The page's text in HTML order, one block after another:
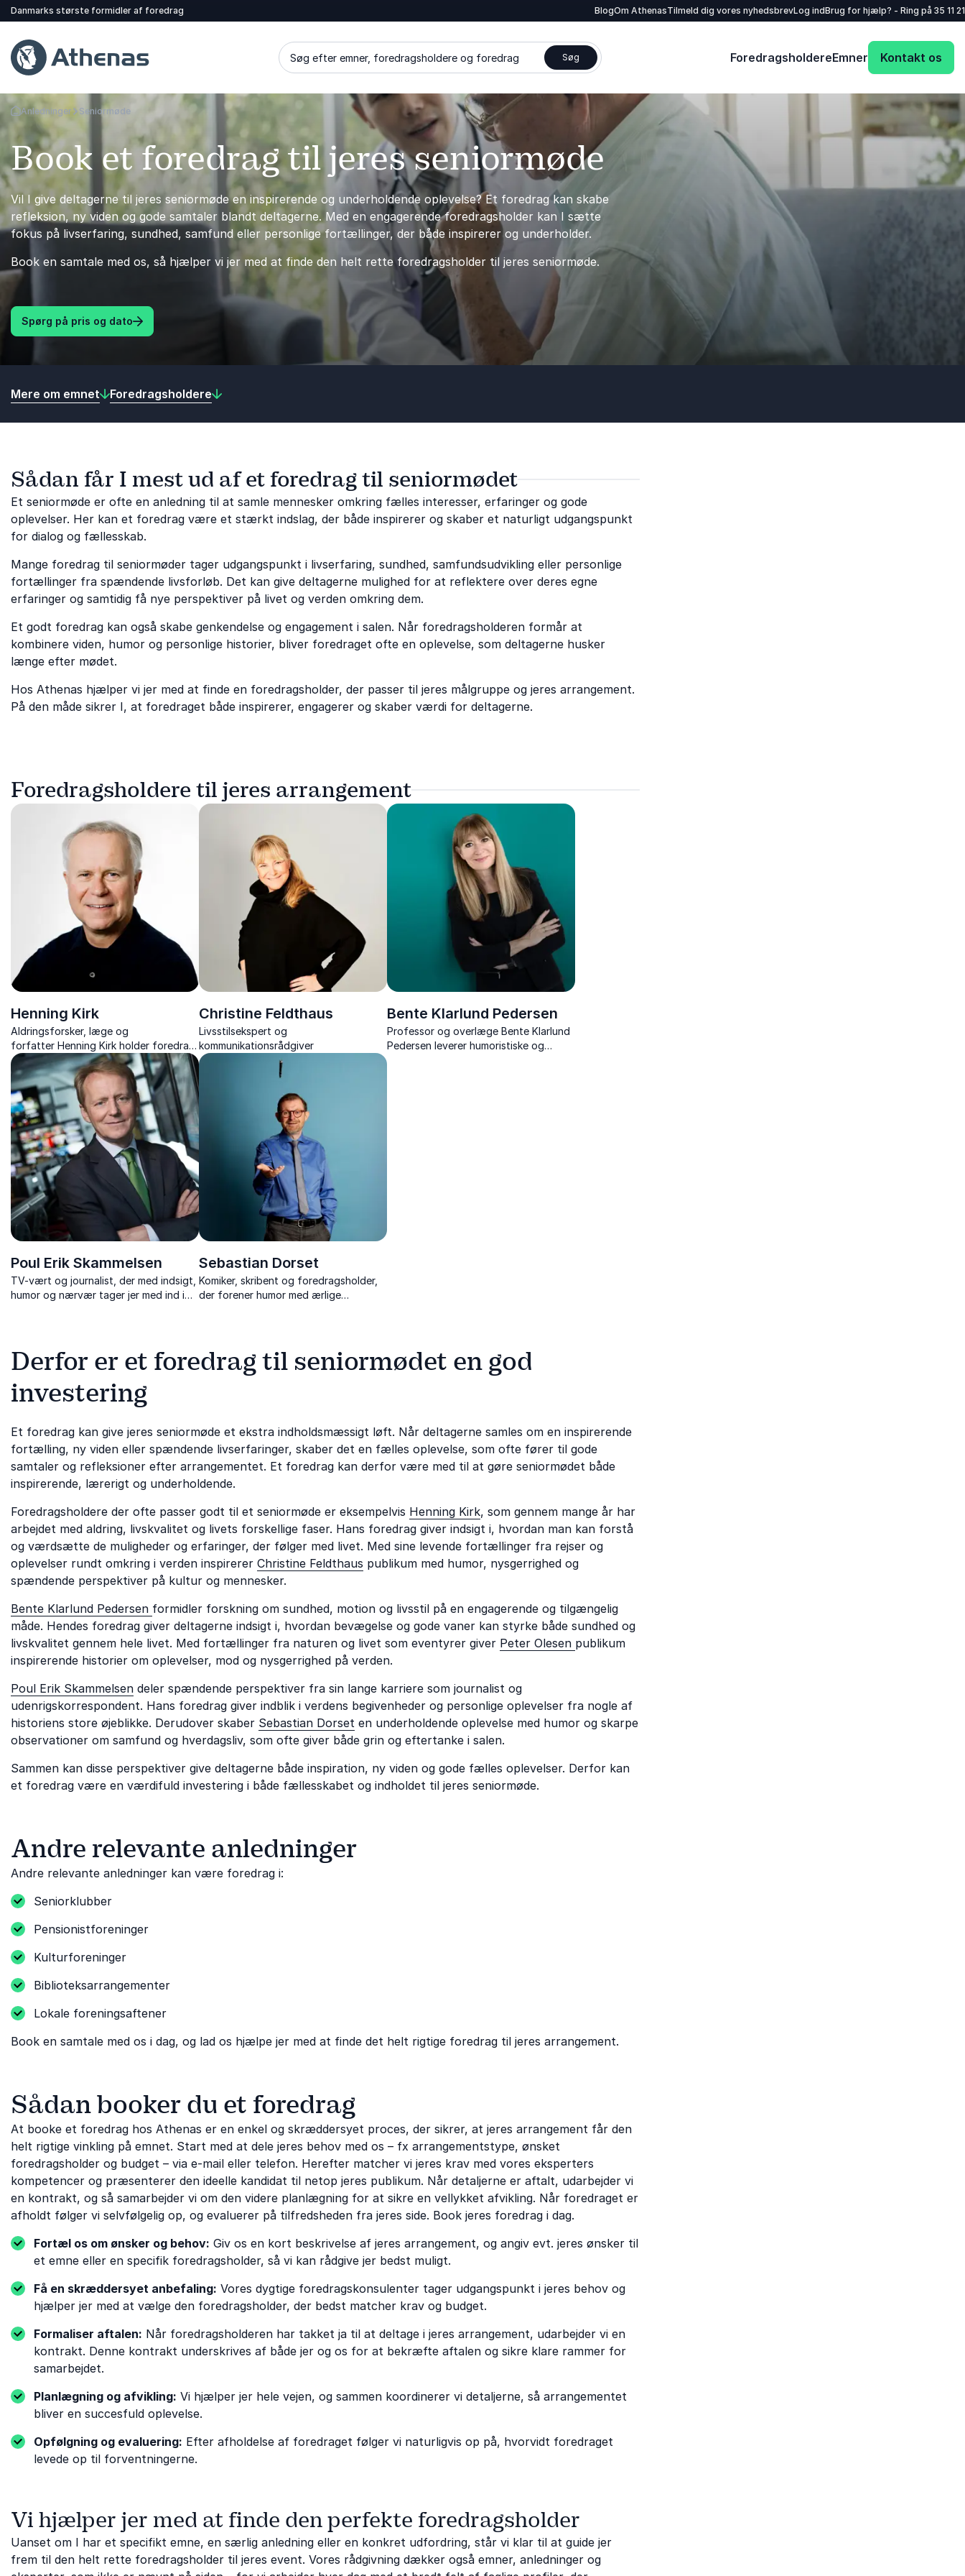
Danmarks største formidler af foredrag BlogOm AthenasTilmeld dig vores nyhedsbrevLog indBrug for hjælp? - Ring på 35 11
Søg efter emner, foredragsholdere og foredrag Søg ForedragsholdereEmner Kontakt os
Tilbage til forsiden
Anledninger Seniormøde
Book et foredrag til jeres seniormøde
Vil I give deltagerne til jeres seniormøde en inspirerende og underholdende oplevelse? Et foredrag kan skabe
refleksion, ny viden og gode samtaler blandt deltagerne. Med en engagerende foredragsholder kan I sætte
fokus på livserfaring, sundhed, samfund eller personlige fortællinger, der både inspirerer og underholder.
Book en samtale med os, så hjælper vi jer med at finde den helt rette foredragsholder til jeres seniormøde.
Spørg på pris og dato
Firma / Organisation
Mere om emnet Foredragsholdere
Sådan får I mest ud af et foredrag til seniormødet
Et seniormøde er ofte en anledning til at samle mennesker omkring fælles interesser, erfaringer og gode
oplevelser. Her kan et foredrag være et stærkt indslag, der både inspirerer og skaber et naturligt udgangspunkt
for dialog og fællesskab.
Mange foredrag til seniormøder tager udgangspunkt i livserfaring, sundhed, samfundsudvikling eller personlige
fortællinger fra spændende livsforløb. Det kan give deltagerne mulighed for at reflektere over deres egne
erfaringer og samtidig få nye perspektiver på livet og verden omkring dem.
Et godt foredrag kan også skabe genkendelse og engagement i salen. Når foredragsholderen formår at
kombinere viden, humor og personlige historier, bliver foredraget ofte en oplevelse, som deltagerne husker
længe efter mødet.
Hos Athenas hjælper vi jer med at finde en foredragsholder, der passer til jeres målgruppe og jeres arrangement.
På den måde sikrer I, at foredraget både inspirerer, engagerer og skaber værdi for deltagerne.
Foredragsholdere til jeres arrangement
Henning Kirk
Aldringsforsker, læge og
forfatter Henning Kirk holder foredrag
om aldring, hjernen og et aktivt
seniorliv.
Christine Feldthaus
Livsstilsekspert og
kommunikationsrådgiver
Bente Klarlund Pedersen
Professor og overlæge Bente Klarlund
Pedersen leverer humoristiske og
inspirerende foredrag om sundhed,
Poul Erik Skammelsen
TV-vært og journalist, der med indsigt,
humor og nærvær tager jer med ind i
Sebastian Dorset
Komiker, skribent og foredragsholder,
der forener humor med ærlige
Derfor er et foredrag til seniormødet en god
investering
Et foredrag kan give jeres seniormøde et ekstra indholdsmæssigt løft. Når deltagerne samles om en inspirerende
fortælling, ny viden eller spændende livserfaringer, skaber det en fælles oplevelse, som ofte fører til gode
samtaler og refleksioner efter arrangementet. Et foredrag kan derfor være med til at gøre seniormødet både
inspirerende, lærerigt og underholdende.
Foredragsholdere der ofte passer godt til et seniormøde er eksempelvis Henning Kirk, som gennem mange år har
arbejdet med aldring, livskvalitet og livets forskellige faser. Hans foredrag giver indsigt i, hvordan man kan forstå
og værdsætte de muligheder og erfaringer, der følger med livet. Med sine levende fortællinger fra rejser og
oplevelser rundt omkring i verden inspirerer Christine Feldthaus publikum med humor, nysgerrighed og
spændende perspektiver på kultur og mennesker.
Bente Klarlund Pedersen formidler forskning om sundhed, motion og livsstil på en engagerende og tilgængelig
måde. Hendes foredrag giver deltagerne indsigt i, hvordan bevægelse og gode vaner kan styrke både sundhed og
livskvalitet gennem hele livet. Med fortællinger fra naturen og livet som eventyrer giver Peter Olesen publikum
inspirerende historier om oplevelser, mod og nysgerrighed på verden.
Poul Erik Skammelsen deler spændende perspektiver fra sin lange karriere som journalist og
udenrigskorrespondent. Hans foredrag giver indblik i verdens begivenheder og personlige oplevelser fra nogle af
historiens store øjeblikke. Derudover skaber Sebastian Dorset en underholdende oplevelse med humor og skarpe
observationer om samfund og hverdagsliv, som ofte giver både grin og eftertanke i salen.
Sammen kan disse perspektiver give deltagerne både inspiration, ny viden og gode fælles oplevelser. Derfor kan
et foredrag være en værdifuld investering i både fællesskabet og indholdet til jeres seniormøde.
Andre relevante anledninger
Andre relevante anledninger kan være foredrag i:
Seniorklubber
Pensionistforeninger
Kulturforeninger
Biblioteksarrangementer
Lokale foreningsaftener
Book en samtale med os i dag, og lad os hjælpe jer med at finde det helt rigtige foredrag til jeres arrangement.
Sådan booker du et foredrag
At booke et foredrag hos Athenas er en enkel og skræddersyet proces, der sikrer, at jeres arrangement får den
helt rigtige vinkling på emnet. Start med at dele jeres behov med os – fx arrangementstype, ønsket
foredragsholder og budget – via e-mail eller telefon. Herefter matcher vi jeres krav med vores eksperters
kompetencer og præsenterer den ideelle kandidat til netop jeres publikum. Når detaljerne er aftalt, udarbejder vi
en kontrakt, og så samarbejder vi om den videre planlægning for at sikre en vellykket afvikling. Når foredraget er
afholdt følger vi selvfølgelig op, og evaluerer på tilfredsheden fra jeres side. Book jeres foredrag i dag.
Fortæl os om ønsker og behov: Giv os en kort beskrivelse af jeres arrangement, og angiv evt. jeres ønsker til
et emne eller en specifik foredragsholder, så vi kan rådgive jer bedst muligt.
Få en skræddersyet anbefaling: Vores dygtige foredragskonsulenter tager udgangspunkt i jeres behov og
hjælper jer med at vælge den foredragsholder, der bedst matcher krav og budget.
Formaliser aftalen: Når foredragsholderen har takket ja til at deltage i jeres arrangement, udarbejder vi en
kontrakt. Denne kontrakt underskrives af både jer og os for at bekræfte aftalen og sikre klare rammer for
samarbejdet.
Planlægning og afvikling: Vi hjælper jer hele vejen, og sammen koordinerer vi detaljerne, så arrangementet
bliver en succesfuld oplevelse.
Opfølgning og evaluering: Efter afholdelse af foredraget følger vi naturligvis op på, hvorvidt foredraget
levede op til forventningerne.
Vi hjælper jer med at finde den perfekte foredragsholder
Uanset om I har et specifikt emne, en særlig anledning eller en konkret udfordring, står vi klar til at guide jer
frem til den helt rette foredragsholder til jeres event. Vores rådgivning dækker også emner, anledninger og